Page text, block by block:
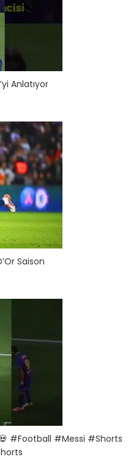
Anlatıyor
Saison
#football #messi #shorts